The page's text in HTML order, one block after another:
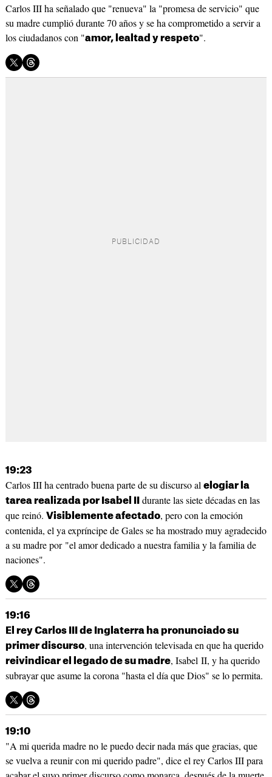
Carlos III ha señalado que "renueva" la "promesa de servicio" que
su madre cumplió durante 70 años y se ha comprometido a servir a
los ciudadanos con "amor, lealtad y respeto".
19:23
Carlos III ha centrado buena parte de su discurso al elogiar la
tarea realizada por Isabel II durante las siete décadas en las
que reinó. Visiblemente afectado, pero con la emoción
contenida, el ya expríncipe de Gales se ha mostrado muy agradecido
a su madre por "el amor dedicado a nuestra familia y la familia de
naciones".
19:16
El rey Carlos III de Inglaterra ha pronunciado su
primer discurso, una intervención televisada en que ha querido
reivindicar el legado de su madre, Isabel II, y ha querido
subrayar que asume la corona "hasta el día que Dios" se lo permita.
19:10
"A mi querida madre no le puedo decir nada más que gracias, que
se vuelva a reunir con mi querido padre", dice el rey Carlos III para